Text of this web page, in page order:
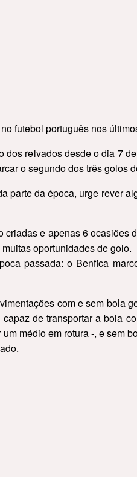
futebol português nos
relvados desde o dia 7
o segundo dos três golos
parte da época, urge rever
e apenas 6 ocasiões
oportunidades de golo.
passada: o Benfica
com e sem bola
de transportar a bola
médio em rotura -, e sem